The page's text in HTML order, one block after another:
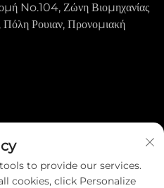
No.104, Ζώνη Βιομηχανίας
Ρουιαν, Προνομιακή
© 2025 Ruian Xinye
to provide our services.
cookies, click Personalize